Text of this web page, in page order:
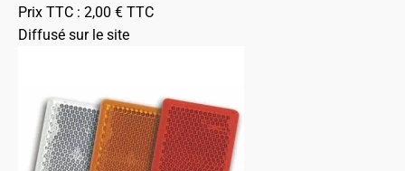
Prix TTC : 2,00 € TTC
Diffusé sur le site